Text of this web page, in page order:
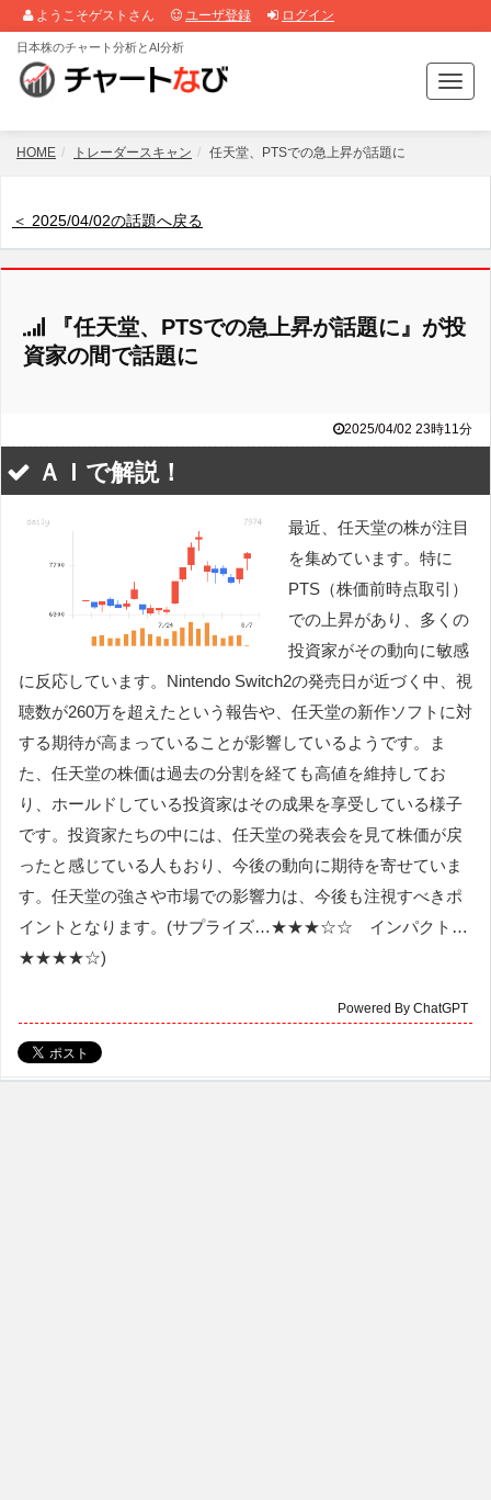
ようこそゲストさん ユーザ登録 ログイン
T
o
g
a
日本株のチャート分析とAI分析
HOME トレーダースキャン 任天堂、PTSでの急上昇が話題に
＜ 2025/04/02の話題へ戻る
『任天堂、PTSでの急上昇が話題に』が投
資家の間で話題に
2025/04/02 23時11分
ＡＩで解説！
最近、任天堂の株が注目
を集めています。特に
PTS（株価前時点取引）
での上昇があり、多くの
投資家がその動向に敏感
に反応しています。Nintendo Switch2の発売日が近づく中、視
聴数が260万を超えたという報告や、任天堂の新作ソフトに対
する期待が高まっていることが影響しているようです。ま
た、任天堂の株価は過去の分割を経ても高値を維持してお
り、ホールドしている投資家はその成果を享受している様子
です。投資家たちの中には、任天堂の発表会を見て株価が戻
ったと感じている人もおり、今後の動向に期待を寄せていま
す。任天堂の強さや市場での影響力は、今後も注視すべきポ
イントとなります。(サプライズ…★★★☆☆ インパクト…
★★★★☆)
Powered By ChatGPT